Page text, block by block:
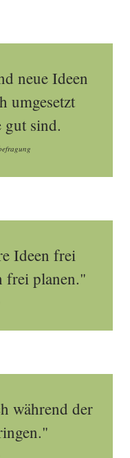
neue Ideen
umgesetzt
gut sind.
Ideen frei
frei planen."
während der